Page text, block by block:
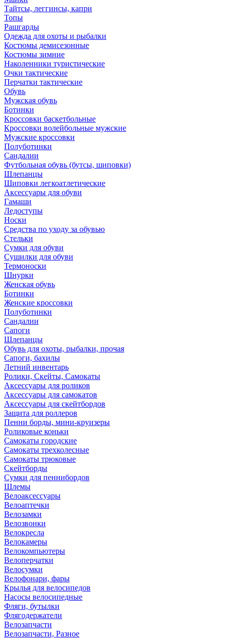
Тайтсы, леггинсы, капри
Топы
Рашгарды
Одежда для охоты и рыбалки
Костюмы демисезонные
Костюмы зимние
Наколенники туристические
Очки тактические
Перчатки тактические
Обувь
Мужская обувь
Ботинки
Кроссовки баскетбольные
Кроссовки волейбольные мужские
Мужские кроссовки
Полуботинки
Сандалии
Футбольная обувь (бутсы, шиповки)
Шлепанцы
Шиповки легкоатлетические
Аксессуары для обуви
Гамаши
Ледоступы
Носки
Средства по уходу за обувью
Стельки
Сумки для обуви
Сушилки для обуви
Термоноски
Шнурки
Женская обувь
Ботинки
Женские кроссовки
Полуботинки
Сандалии
Сапоги
Шлепанцы
Обувь для охоты, рыбалки, прочая
Сапоги, бахилы
Летний инвентарь
Ролики, Скейты, Самокаты
Аксессуары для роликов
Аксессуары для самокатов
Аксессуары для скейтбордов
Защита для роллеров
Пенни борды, мини-круизеры
Роликовые коньки
Самокаты городские
Самокаты трехколесные
Самокаты трюковые
Скейтборды
Сумки для пеннибордов
Шлемы
Велоаксессуары
Велоаптечки
Велозамки
Велозвонки
Велокресла
Велокамеры
Велокомпьютеры
Велоперчатки
Велосумки
Велофонари, фары
Крылья для велосипедов
Насосы велосипедные
Фляги, бутылки
Флягодержатели
Велозапчасти
Велозапчасти, Разное